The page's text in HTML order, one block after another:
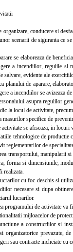
conducere si
scenarii de siguranta ce
se elaboreaza de
a incendiilor, regulile si
salvare, evidente ale
planului de aparare,
a incendiilor se avizeaza
asupra regulilor
la locul de activitate,
specifice de
se afiseaza, in
tehnologice de productie
reglementarilor de
transportului, manipularii
forma si dimensiunile,
realizata.
cu foc deschis si
necesare si dupa
lucrarilor.
programului de activitate va
mijloacelor de
a constructiilor si
organizatorice prevazute,
sau contracte incheiate cu